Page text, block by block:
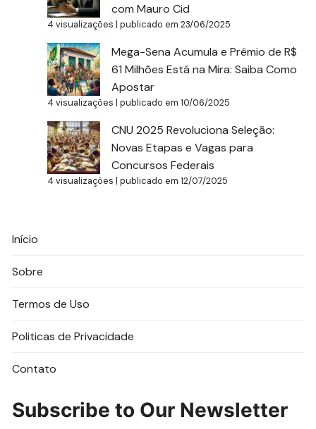
com Mauro Cid
4 visualizações |publicado em 23/06/2025
Mega-Sena Acumula e Prêmio de R$
61 Milhões Está na Mira: Saiba Como
Apostar
4 visualizações |publicado em 10/06/2025
CNU 2025 Revoluciona Seleção:
Novas Etapas e Vagas para
Concursos Federais
4 visualizações |publicado em 12/07/2025
Início
Sobre
Termos de Uso
Politicas de Privacidade
Contato
Subscribe to Our Newsletter